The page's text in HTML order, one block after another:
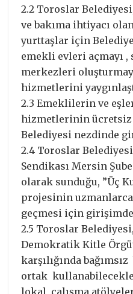
2.2 Toroslar
ve bakıma ihtiyacı
yurttaşlar için
emekli evleri açmayı ,
merkezleri
hizmetlerini
2.3 Emeklilerin ve
hizmetlerinin ücretsiz
Belediyesi nezdinde
2.4 Toroslar
Sendikası Mersin
olarak sunduğu, ”Üç
projesinin
geçmesi için
2.5 Toroslar
Demokratik Kitle
karşılığında
ortak
lokal, çalışma